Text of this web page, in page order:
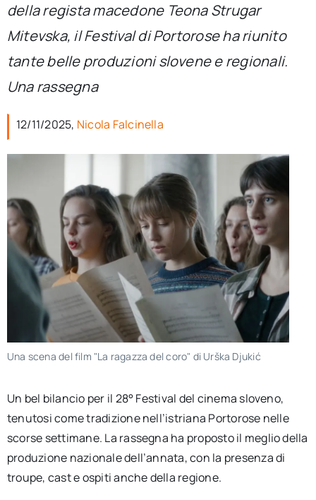
per:
Newsletter
della regista macedone Teona Strugar
Mitevska, il Festival di Portorose ha riunito
tante belle produzioni slovene e regionali.
Una rassegna
12/11/2025, Nicola Falcinella
Una scena del film "La ragazza del coro" di Urška Djukić
Un bel bilancio per il 28° Festival del cinema sloveno,
tenutosi come tradizione nell’istriana Portorose nelle
scorse settimane. La rassegna ha proposto il meglio della
produzione nazionale dell’annata, con la presenza di
troupe, cast e ospiti anche della regione.